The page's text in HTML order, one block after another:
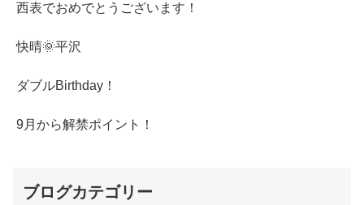
西表でおめでとうございます！
快晴🌞平沢
ダブルBirthday！
9月から解禁ポイント！
ブログカテゴリー